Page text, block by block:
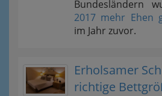
Bundesländern
2017 mehr Ehen
im Jahr zuvor.
Erholsamer
richtige